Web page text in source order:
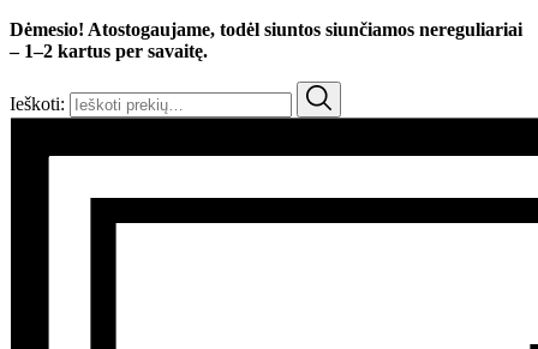
Dėmesio! Atostogaujame, todėl siuntos siunčiamos nereguliariai
– 1–2 kartus per savaitę.
Ieškoti: